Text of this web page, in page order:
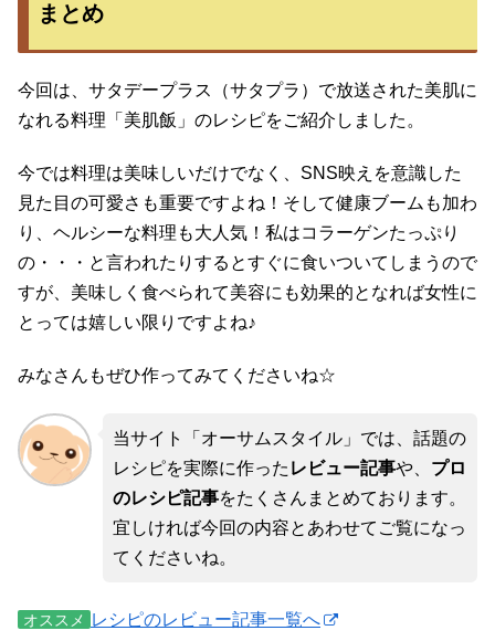
まとめ
今回は、サタデープラス（サタプラ）で放送された美肌に
なれる料理「美肌飯」のレシピをご紹介しました。
今では料理は美味しいだけでなく、SNS映えを意識した
見た目の可愛さも重要ですよね！そして健康ブームも加わ
り、ヘルシーな料理も大人気！私はコラーゲンたっぷり
の・・・と言われたりするとすぐに食いついてしまうので
すが、美味しく食べられて美容にも効果的となれば女性に
とっては嬉しい限りですよね♪
みなさんもぜひ作ってみてくださいね☆
当サイト「オーサムスタイル」では、話題の
レシピを実際に作った レビュー記事や、 プロ
のレシピ記事をたくさんまとめております。
宜しければ今回の内容とあわせてご覧になっ
てくださいね。
オススメ レシピのレビュー記事一覧へ